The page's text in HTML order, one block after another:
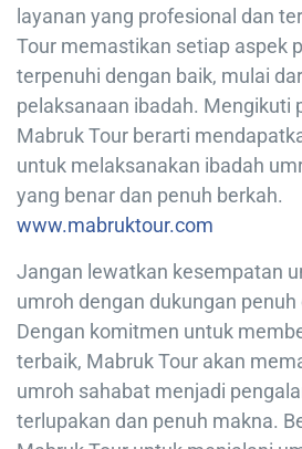
layanan yang profesional dan
Tour memastikan setiap aspek
terpenuhi dengan baik, mulai
pelaksanaan ibadah. Mengikuti
Mabruk Tour berarti
untuk melaksanakan ibadah
yang benar dan penuh berkah.
www.mabruktour.com
Jangan lewatkan kesempatan
umroh dengan dukungan penuh
Dengan komitmen untuk
terbaik, Mabruk Tour akan
umroh sahabat menjadi
terlupakan dan penuh makna.